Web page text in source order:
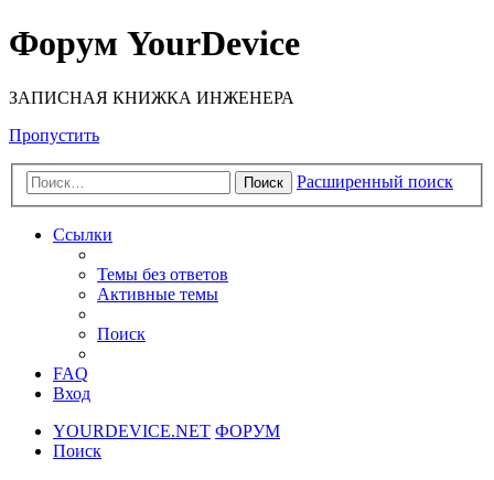
Форум YourDevice
ЗАПИСНАЯ КНИЖКА ИНЖЕНЕРА
Пропустить
Поиск Расширенный поиск
Ссылки
Темы без ответов
Активные темы
Поиск
FAQ
Вход
YOURDEVICE.NET ФОРУМ
Поиск